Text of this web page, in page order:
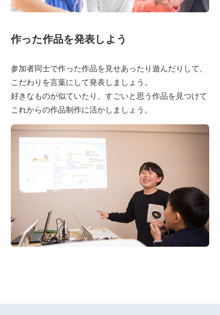
作った作品を発表しよう
参加者同士で作った作品を見せあったり遊んだりして、
こだわりを言葉にして発表しましょう。
好きなものが似ていたり、すごいと思う作品を見つけて
これからの作品制作に活かしましょう。